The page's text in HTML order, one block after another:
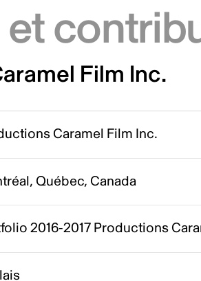
Film Inc.
Caramel Film Inc.
Québec, Canada
2016-2017 Productions